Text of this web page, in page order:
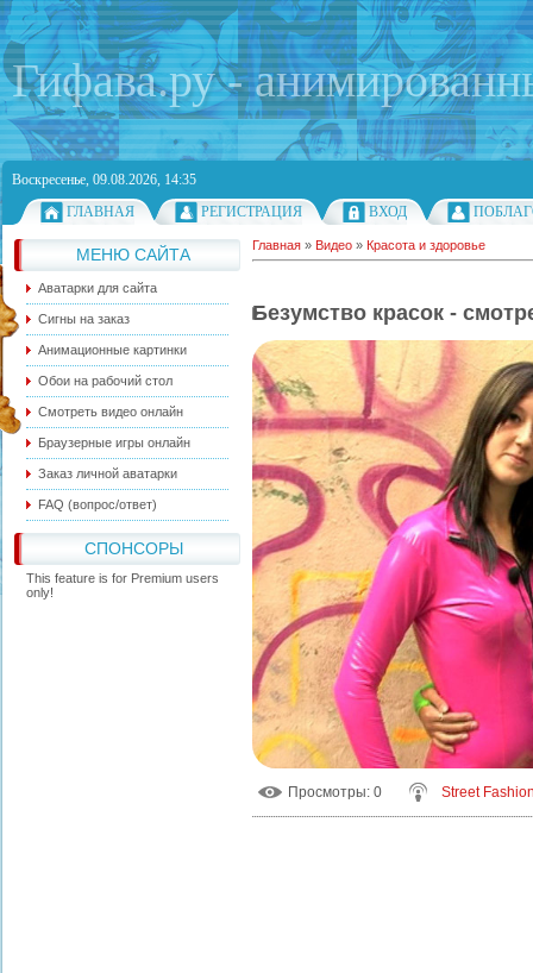
Гифава.ру -
Воскресенье, 09.08.2026, 14:35
ГЛАВНАЯ
РЕГИСТРАЦИЯ ВХОД
МЕНЮ САЙТА
Аватарки для сайта
Сигны на заказ
Анимационные картинки
Обои на рабочий стол
Смотреть видео онлайн
Браузерные игры онлайн
Заказ личной аватарки
FAQ (вопрос/ответ)
СПОНСОРЫ
This feature is for Premium users
only!
Главная » Видео » Красота и здоровье
Безумство красок -
Просмотры: 0 Street